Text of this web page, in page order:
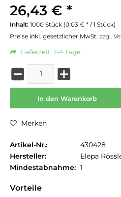
26,43 € *
Inhalt: 1000 Stück (0,03 € * / 1 Stück)
Preise inkl. gesetzlicher MwSt. zzgl.
Lieferzeit: 2-4 Tage
In den Warenkorb
Merken
Artikel-Nr.:
430428
Hersteller:
Elepa
Mindestabnahme: 1
Vorteile